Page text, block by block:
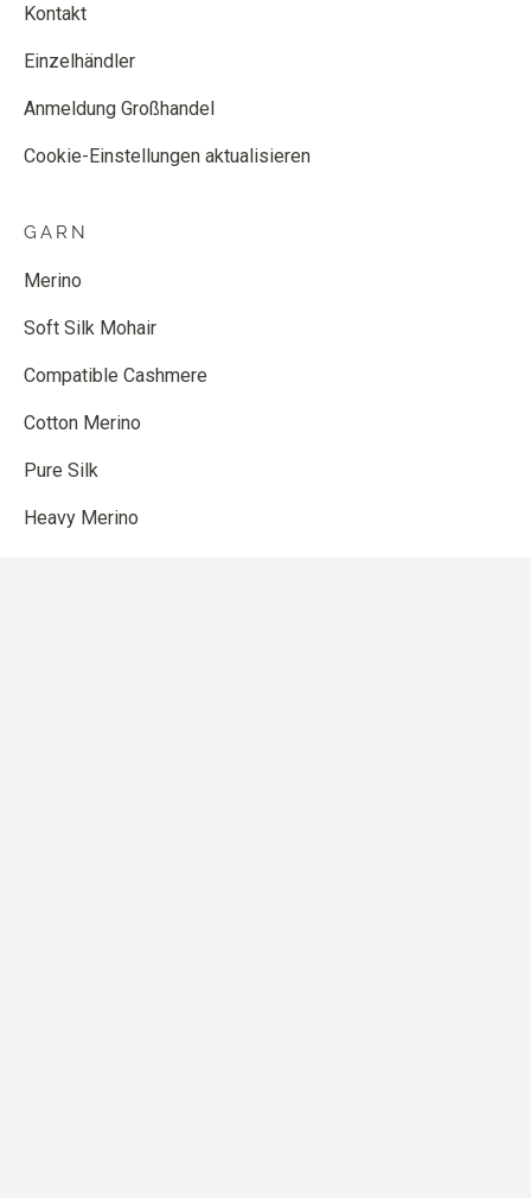
Kontakt
Einzelhändler
Anmeldung Großhandel
Cookie-Einstellungen aktualisieren
GARN
Merino
Soft Silk Mohair
Compatible Cashmere
Cotton Merino
Pure Silk
Heavy Merino